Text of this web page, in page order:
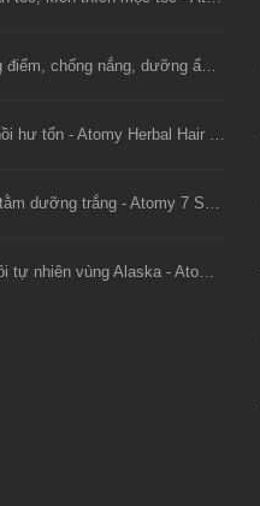
Kem nền trang điểm, chống nắng, dưỡng ẩm - BB Cream SPF30 PA++
Dầu xả phục hồi hư tổn - Atomy Herbal Hair Conditioner
Mặt nạ lụa tơ tằm dưỡng trắng - Atomy 7 Solutions Gel Mask
Viên dầu cá hồi tự nhiên vùng Alaska - Atomy Alaska E-Omega 3